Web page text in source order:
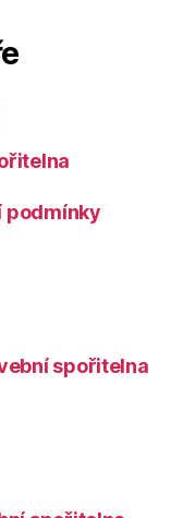
podmínky
spořitelna